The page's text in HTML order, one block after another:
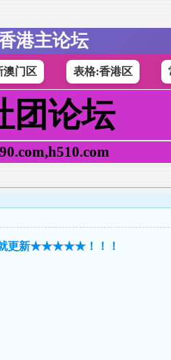
港主论坛
澳门区 表格:香港区
团论坛
就更新★★★★★！！！